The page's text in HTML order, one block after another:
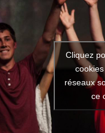
Cliquez
réseaux
ce